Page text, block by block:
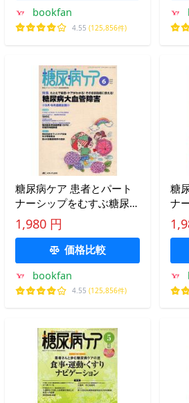
bookfan
4.55 (125,856件)
糖尿病ケア 患者とパート
ナーシップをむすぶ糖尿病
療養援助 Vol.7No.6(2010-
6)
1,980 円
価格比較
bookfan
4.55 (125,856件)
糖
ナ
療
5)